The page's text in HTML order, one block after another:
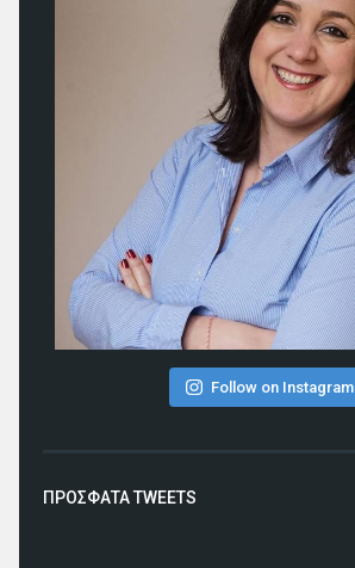
Follow on Instagram
ΠΡΟΣΦΑΤΑ TWEETS